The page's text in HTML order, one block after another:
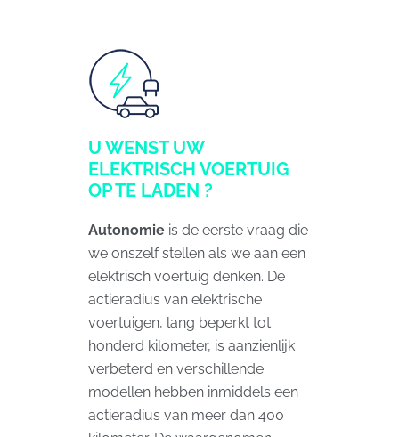
U WENST UW
ELEKTRISCH VOERTUIG
OP TE LADEN ?
Autonomie is de eerste vraag die
we onszelf stellen als we aan een
elektrisch voertuig denken. De
actieradius van elektrische
voertuigen, lang beperkt tot
honderd kilometer, is aanzienlijk
verbeterd en verschillende
modellen hebben inmiddels een
actieradius van meer dan 400